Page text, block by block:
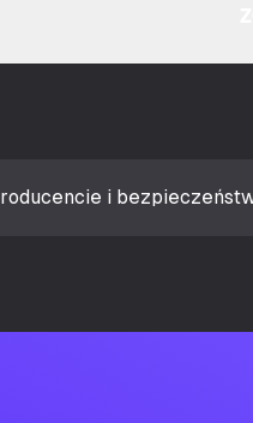
obrotowa (min)
i